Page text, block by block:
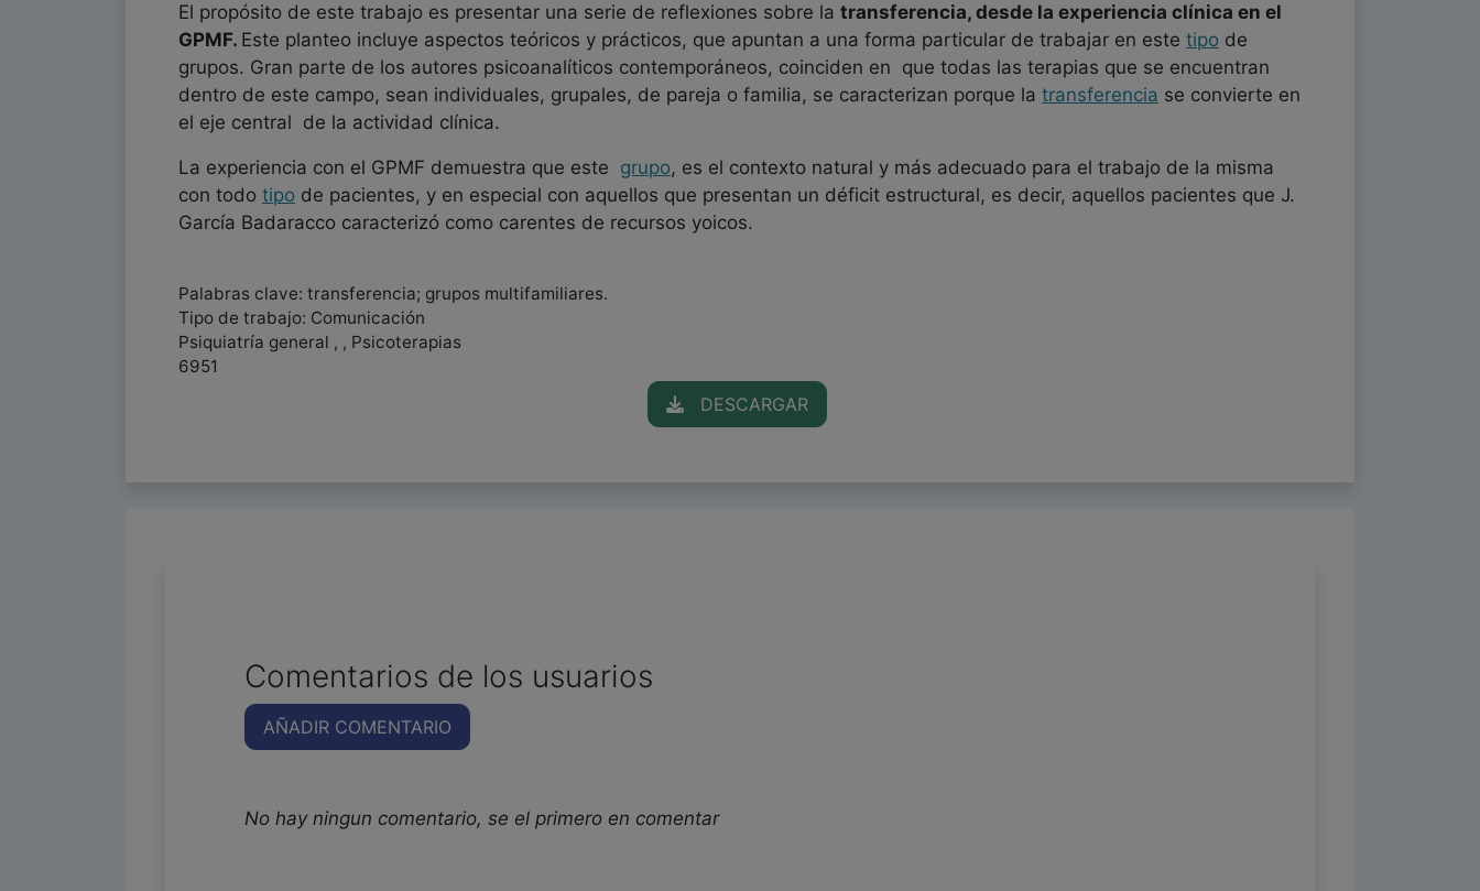
El propósito de este trabajo es presentar una serie de reflexiones sobre la transferencia, desde la experiencia clínica en el
GPMF. Este planteo incluye aspectos teóricos y prácticos, que apuntan a una forma particular de trabajar en este tipo de
grupos. Gran parte de los autores psicoanalíticos contemporáneos, coinciden en que todas las terapias que se encuentran
dentro de este campo, sean individuales, grupales, de pareja o familia, se caracterizan porque la transferencia se convierte en
el eje central de la actividad clínica.
La experiencia con el GPMF demuestra que este grupo, es el contexto natural y más adecuado para el trabajo de la misma
con todo tipo de pacientes, y en especial con aquellos que presentan un déficit estructural, es decir, aquellos pacientes que J.
García Badaracco caracterizó como carentes de recursos yoicos.
Palabras clave: transferencia; grupos multifamiliares.
Tipo de trabajo: Comunicación
Psiquiatría general , , Psicoterapias
6951
DESCARGAR
Comentarios de los usuarios
AÑADIR COMENTARIO
No hay ningun comentario, se el primero en comentar